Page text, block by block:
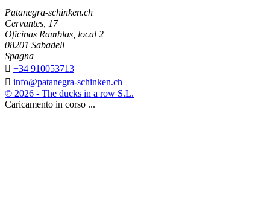
Patanegra-schinken.ch
Cervantes, 17
Oficinas Ramblas, local 2
08201 Sabadell
Spagna
 +34 910053713
 info@patanegra-schinken.ch
© 2026 - The ducks in a row S.L.
Caricamento in corso ...